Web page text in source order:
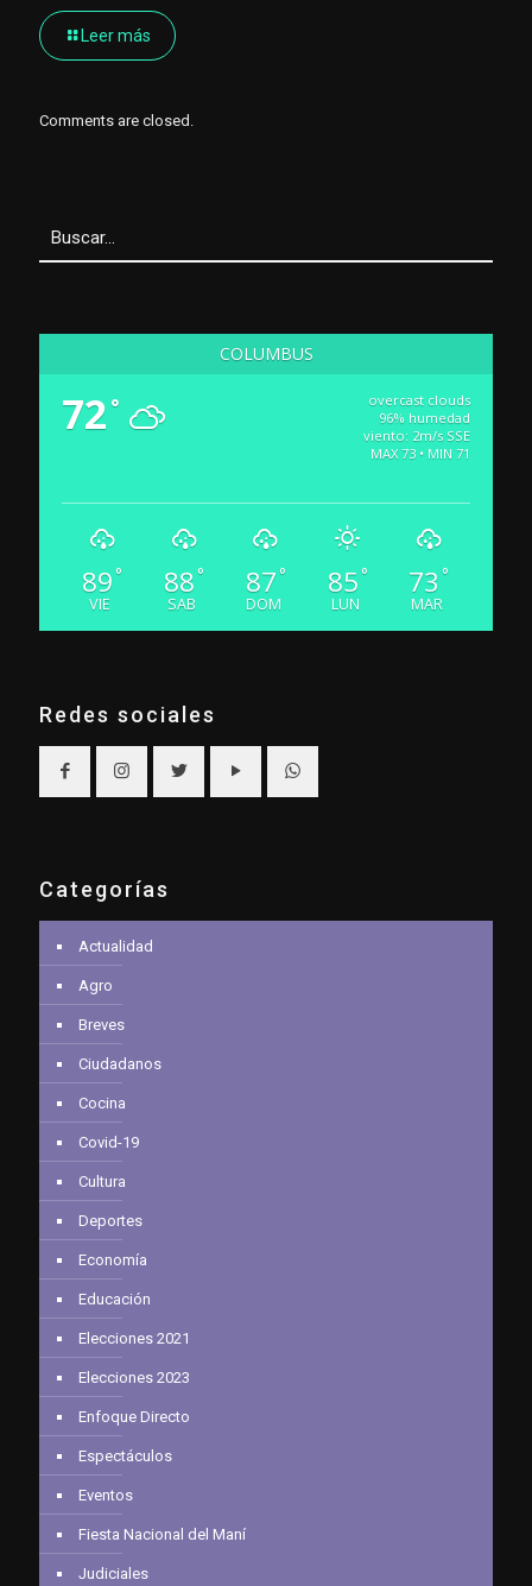
Leer más
Comments are closed.
COLUMBUS
72 °
overcast clouds
96% humedad
viento: 2m/s SSE
MAX 73 • MIN 71
89 °
VIE
88 °
SAB
87 °
DOM
85 °
LUN
73 °
MAR
Redes sociales
Categorías
Actualidad
Agro
Breves
Ciudadanos
Cocina
Covid-19
Cultura
Deportes
Economía
Educación
Elecciones 2021
Elecciones 2023
Enfoque Directo
Espectáculos
Eventos
Fiesta Nacional del Maní
Judiciales